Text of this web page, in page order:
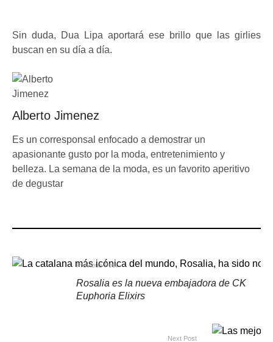
Sin duda, Dua Lipa aportará ese brillo que las girlies
buscan en su día a día.
Alberto Jimenez
Es un corresponsal enfocado a demostrar un
apasionante gusto por la moda, entretenimiento y
belleza. La semana de la moda, es un favorito aperitivo
de degustar
Previous Post
Rosalia es la nueva embajadora de CK
Euphoria Elixirs
Next Post